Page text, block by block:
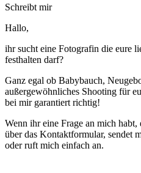
Schreibt mir
Hallo,
ihr sucht eine Fotografin die eure
festhalten darf?
Ganz egal ob Babybauch,
außergewöhnliches Shooting für
bei mir garantiert richtig!
Wenn ihr eine Frage an mich
über das Kontaktformular, sendet
oder ruft mich einfach an.